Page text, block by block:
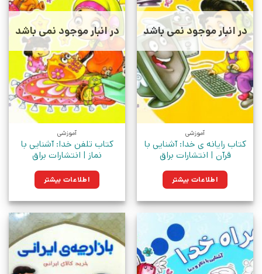
در انبار موجود نمی باشد
آموزشی
کتاب رایانه ی خدا: آشنایی با
قرآن | انتشارات براق
اطلاعات بیشتر
در انبار موجود نمی باشد
آموزشی
کتاب تلفن خدا: آشنایی با
نماز | انتشارات براق
اطلاعات بیشتر